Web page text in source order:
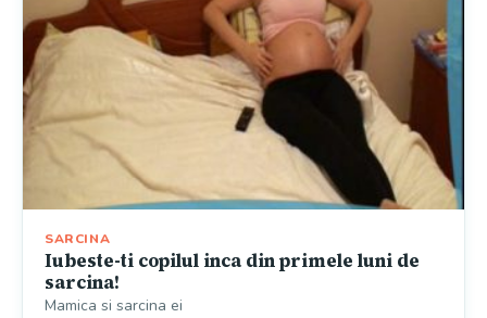
SARCINA
Iubeste-ti copilul inca din primele luni de
sarcina!
Mamica si sarcina ei